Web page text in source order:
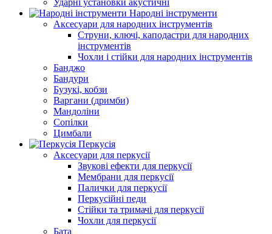
Ударні установки акустичні
Народні інструменти
Аксесуари для народних інструментів
Струни, ключі, каподастри для народних
інструментів
Чохли і стійки для народних інструментів
Банджо
Бандури
Бузукі, кобзи
Варгани (дримби)
Мандоліни
Сопілки
Цимбали
Перкусія
Аксесуари для перкусії
Звукові ефекти для перкусії
Мембрани для перкусії
Палички для перкусії
Перкусійні педи
Стійки та тримачі для перкусії
Чохли для перкусії
Бата